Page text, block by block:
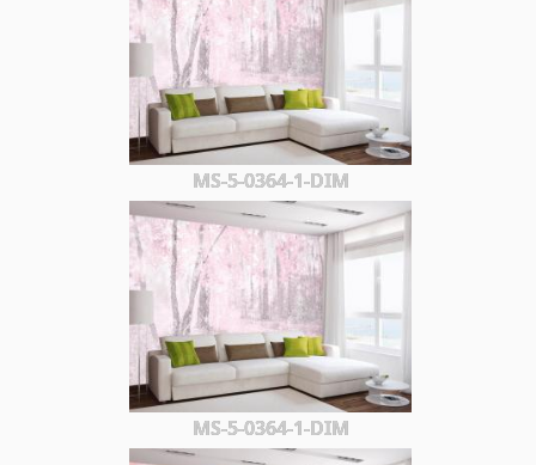
MS-5-0364-1-DIM
MS-5-0364-1-DIM